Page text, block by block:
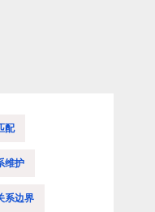
配
维护
系边界